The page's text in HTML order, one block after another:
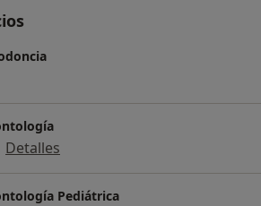
Detalles
Pediátrica